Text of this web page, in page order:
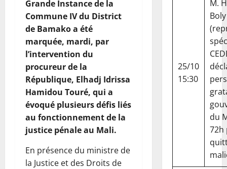
Grande Instance de la
Commune IV du District
de Bamako a été
marquée, mardi, par
l’intervention du
procureur de la
République, Elhadj Idrissa
Hamidou Touré, qui a
évoqué plusieurs défis liés
au fonctionnement de la
justice pénale au Mali.
En présence du ministre de
la Justice et des Droits de
25/10
15:30
M.
Boly
du
72h